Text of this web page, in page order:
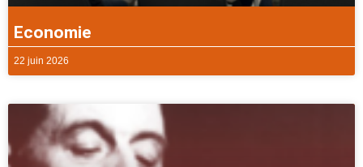
Economie
22 juin 2026